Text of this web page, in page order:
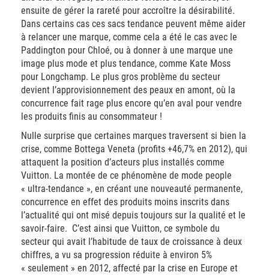
ensuite de gérer la rareté pour accroître la désirabilité.
Dans certains cas ces sacs tendance peuvent même aider
à relancer une marque, comme cela a été le cas avec le
Paddington pour Chloé, ou à donner à une marque une
image plus mode et plus tendance, comme Kate Moss
pour Longchamp. Le plus gros problème du secteur
devient l’approvisionnement des peaux en amont, où la
concurrence fait rage plus encore qu’en aval pour vendre
les produits finis au consommateur !
Nulle surprise que certaines marques traversent si bien la
crise, comme Bottega Veneta (profits +46,7% en 2012), qui
attaquent la position d’acteurs plus installés comme
Vuitton. La montée de ce phénomène de mode people
« ultra-tendance », en créant une nouveauté permanente,
concurrence en effet des produits moins inscrits dans
l’actualité qui ont misé depuis toujours sur la qualité et le
savoir-faire. C’est ainsi que Vuitton, ce symbole du
secteur qui avait l’habitude de taux de croissance à deux
chiffres, a vu sa progression réduite à environ 5%
« seulement » en 2012, affecté par la crise en Europe et